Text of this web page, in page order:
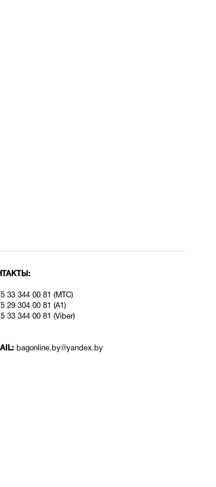
33 344 00 81 (МТС)
29 304 00 81 (A1)
33 344 00 81 (Viber)
bagonline.by@yandex.by